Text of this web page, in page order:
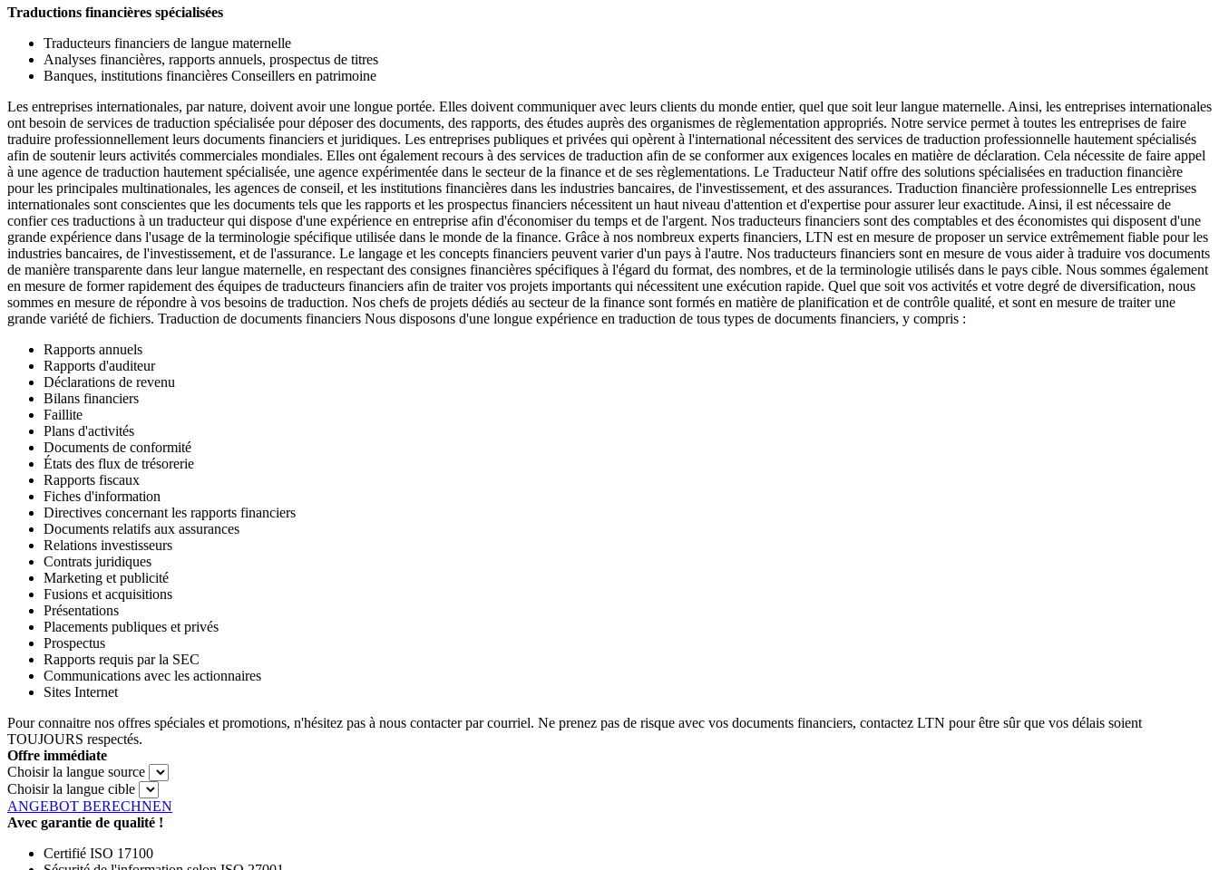
Traductions financières spécialisées
Traducteurs financiers de langue maternelle
Analyses financières, rapports annuels, prospectus de titres
Banques, institutions financières Conseillers en patrimoine
Les entreprises internationales, par nature, doivent avoir une longue portée. Elles doivent communiquer avec leurs clients du monde entier, quel que soit leur langue maternelle. Ainsi, les entreprises internationales
ont besoin de services de traduction spécialisée pour déposer des documents, des rapports, des études auprès des organismes de règlementation appropriés. Notre service permet à toutes les entreprises de faire
traduire professionnellement leurs documents financiers et juridiques. Les entreprises publiques et privées qui opèrent à l'international nécessitent des services de traduction professionnelle hautement spécialisés
afin de soutenir leurs activités commerciales mondiales. Elles ont également recours à des services de traduction afin de se conformer aux exigences locales en matière de déclaration. Cela nécessite de faire appel
à une agence de traduction hautement spécialisée, une agence expérimentée dans le secteur de la finance et de ses règlementations. Le Traducteur Natif offre des solutions spécialisées en traduction financière
pour les principales multinationales, les agences de conseil, et les institutions financières dans les industries bancaires, de l'investissement, et des assurances. Traduction financière professionnelle Les entreprises
internationales sont conscientes que les documents tels que les rapports et les prospectus financiers nécessitent un haut niveau d'attention et d'expertise pour assurer leur exactitude. Ainsi, il est nécessaire de
confier ces traductions à un traducteur qui dispose d'une expérience en entreprise afin d'économiser du temps et de l'argent. Nos traducteurs financiers sont des comptables et des économistes qui disposent d'une
grande expérience dans l'usage de la terminologie spécifique utilisée dans le monde de la finance. Grâce à nos nombreux experts financiers, LTN est en mesure de proposer un service extrêmement fiable pour les
industries bancaires, de l'investissement, et de l'assurance. Le langage et les concepts financiers peuvent varier d'un pays à l'autre. Nos traducteurs financiers sont en mesure de vous aider à traduire vos documents
de manière transparente dans leur langue maternelle, en respectant des consignes financières spécifiques à l'égard du format, des nombres, et de la terminologie utilisés dans le pays cible. Nous sommes également
en mesure de former rapidement des équipes de traducteurs financiers afin de traiter vos projets importants qui nécessitent une exécution rapide. Quel que soit vos activités et votre degré de diversification, nous
sommes en mesure de répondre à vos besoins de traduction. Nos chefs de projets dédiés au secteur de la finance sont formés en matière de planification et de contrôle qualité, et sont en mesure de traiter une
grande variété de fichiers. Traduction de documents financiers Nous disposons d'une longue expérience en traduction de tous types de documents financiers, y compris :
Rapports annuels
Rapports d'auditeur
Déclarations de revenu
Bilans financiers
Faillite
Plans d'activités
Documents de conformité
États des flux de trésorerie
Rapports fiscaux
Fiches d'information
Directives concernant les rapports financiers
Documents relatifs aux assurances
Relations investisseurs
Contrats juridiques
Marketing et publicité
Fusions et acquisitions
Présentations
Placements publiques et privés
Prospectus
Rapports requis par la SEC
Communications avec les actionnaires
Sites Internet
Pour connaitre nos offres spéciales et promotions, n'hésitez pas à nous contacter par courriel. Ne prenez pas de risque avec vos documents financiers, contactez LTN pour être sûr que vos délais soient
TOUJOURS respectés.
Offre immédiate
Choisir la langue source
Choisir la langue cible
ANGEBOT BERECHNEN
Avec garantie de qualité !
Certifié ISO 17100